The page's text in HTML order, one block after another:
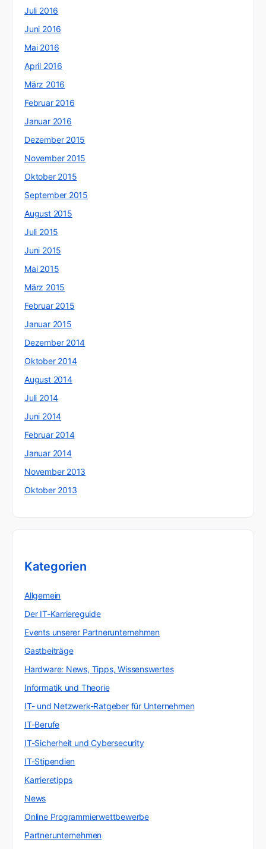
Juli 2016
Juni 2016
Mai 2016
April 2016
März 2016
Februar 2016
Januar 2016
Dezember 2015
November 2015
Oktober 2015
September 2015
August 2015
Juli 2015
Juni 2015
Mai 2015
März 2015
Februar 2015
Januar 2015
Dezember 2014
Oktober 2014
August 2014
Juli 2014
Juni 2014
Februar 2014
Januar 2014
November 2013
Oktober 2013
Kategorien
Allgemein
Der IT-Karriereguide
Events unserer Partnerunternehmen
Gastbeiträge
Hardware: News, Tipps, Wissenswertes
Informatik und Theorie
IT- und Netzwerk-Ratgeber für Unternehmen
IT-Berufe
IT-Sicherheit und Cybersecurity
IT-Stipendien
Karrieretipps
News
Online Programmierwettbewerbe
Partnerunternehmen